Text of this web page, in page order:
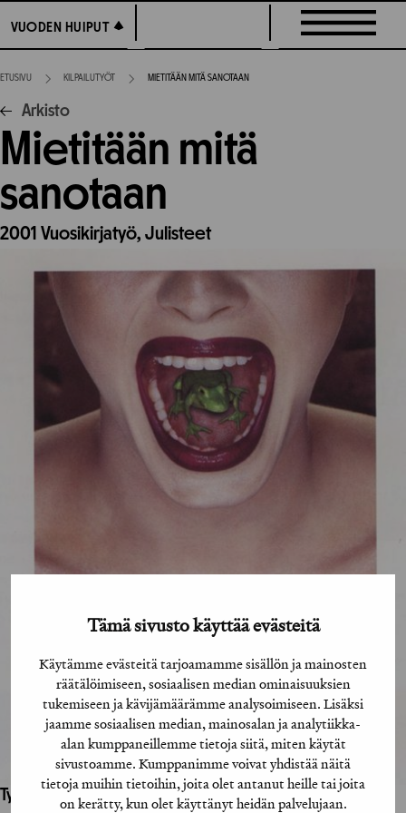
Tämä sivusto käyttää evästeitä
Käytämme evästeitä tarjoamamme sisällön ja mainosten
räätälöimiseen, sosiaalisen median ominaisuuksien
tukemiseen ja kävijämäärämme analysoimiseen. Lisäksi
jaamme sosiaalisen median, mainosalan ja analytiikka-
alan kumppaneillemme tietoja siitä, miten käytät
sivustoamme. Kumppanimme voivat yhdistää näitä
tietoja muihin tietoihin, joita olet antanut heille tai joita
on kerätty, kun olet käyttänyt heidän palvelujaan.
suoraan
sisältöön
VUODEN HUIPUT
VUODEN HUIPUT
ETUSIVU KILPAILUTYÖT MIETITÄÄN MITÄ SANOTAAN
Arkisto
Mietitään mitä
sanotaan
2001 Vuosikirjatyö, Julisteet
Työhön osallistuneet henkilöt / tahot: